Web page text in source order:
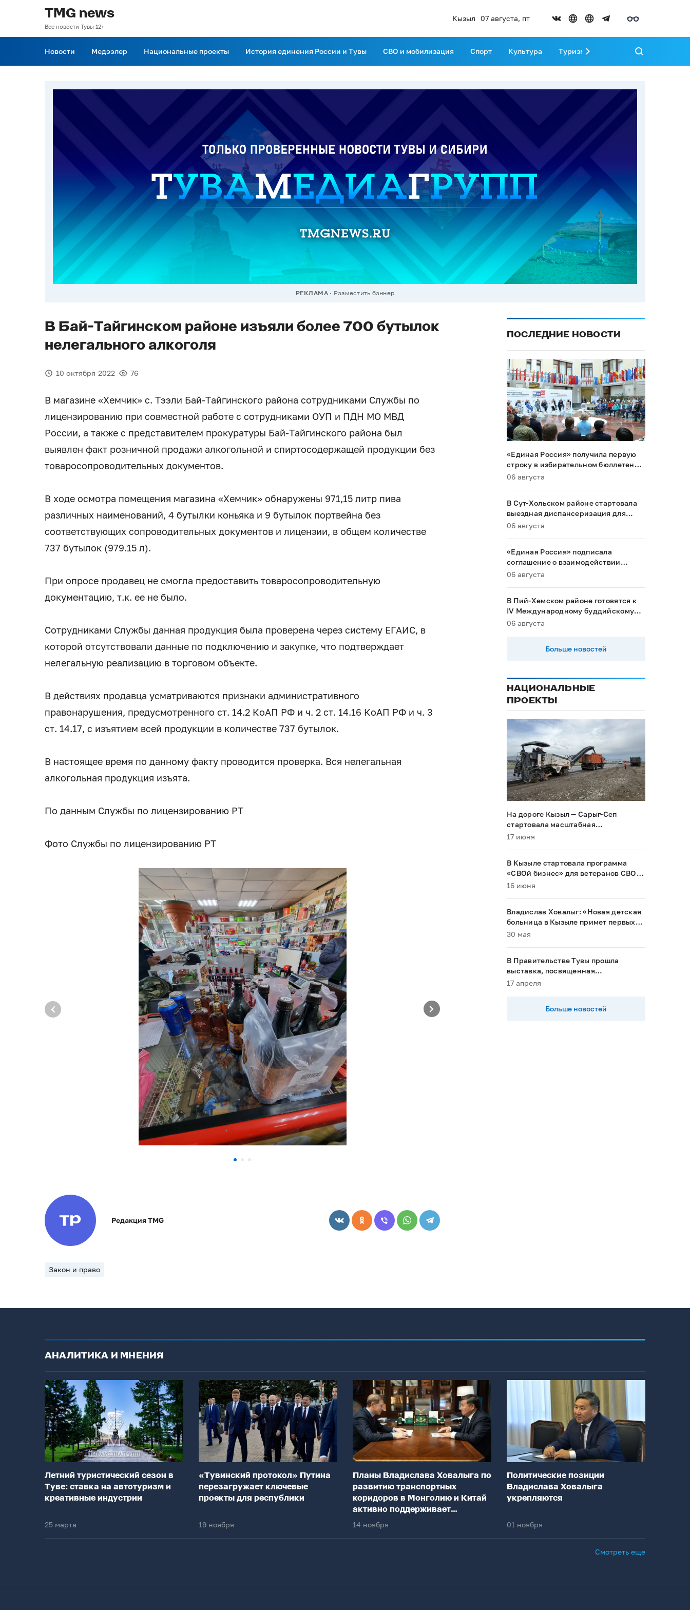
TMG news
Все новости Тувы 12+
Кызыл 07 августа, пт
Новости Медээлер Национальные проекты История единения России и Тувы СВО и мобилизация Спорт Культура Туризм Развитие Тувы
РЕКЛАМА Разместить баннер
В Бай-Тайгинском районе изъяли более 700 бутылок
нелегального алкоголя
10 октября 2022 76
В магазине «Хемчик» с. Тээли Бай-Тайгинского района сотрудниками Службы по
лицензированию при совместной работе с сотрудниками ОУП и ПДН МО МВД
России, а также с представителем прокуратуры Бай-Тайгинского района был
выявлен факт розничной продажи алкогольной и спиртосодержащей продукции без
товаросопроводительных документов.
В ходе осмотра помещения магазина «Хемчик» обнаружены 971,15 литр пива
различных наименований, 4 бутылки коньяка и 9 бутылок портвейна без
соответствующих сопроводительных документов и лицензии, в общем количестве
737 бутылок (979.15 л).
При опросе продавец не смогла предоставить товаросопроводительную
документацию, т.к. ее не было.
Сотрудниками Службы данная продукция была проверена через систему ЕГАИС, в
которой отсутствовали данные по подключению и закупке, что подтверждает
нелегальную реализацию в торговом объекте.
В действиях продавца усматриваются признаки административного
правонарушения, предусмотренного ст. 14.2 КоАП РФ и ч. 2 ст. 14.16 КоАП РФ и ч. 3
ст. 14.17, с изъятием всей продукции в количестве 737 бутылок.
В настоящее время по данному факту проводится проверка. Вся нелегальная
алкогольная продукция изъята.
По данным Службы по лицензированию РТ
Фото Службы по лицензированию РТ
Редакция TMG
Закон и право
ПОСЛЕДНИЕ НОВОСТИ
«Единая Россия» получила первую
строку в избирательном бюллетене
на выборах в Госдуму
06 августа
В Сут-Хольском районе стартовала
выездная диспансеризация для
маломобильных граждан
06 августа
«Единая Россия» подписала
соглашение о взаимодействии
между Общественной палатой РФ и
06 августа
В Пий-Хемском районе готовятся к
IV Международному буддийскому
форуму
06 августа
Больше новостей
НАЦИОНАЛЬНЫЕ
ПРОЕКТЫ
На дороге Кызыл — Сарыг-Сеп
стартовала масштабная
реконструкция
17 июня
В Кызыле стартовала программа
«СВОй бизнес» для ветеранов СВО и
их семей
16 июня
Владислав Ховалыг: «Новая детская
больница в Кызыле примет первых
пациентов в 2028 году»
30 мая
В Правительстве Тувы прошла
выставка, посвященная
национальным проектам
17 апреля
Больше новостей
АНАЛИТИКА И МНЕНИЯ
Летний туристический сезон в
Туве: ставка на автотуризм и
креативные индустрии
25 марта
«Тувинский протокол» Путина
перезагружает ключевые
проекты для республики
19 ноября
Планы Владислава Ховалыга по
развитию транспортных
коридоров в Монголию и Китай
активно поддерживает
федеральный центр
14 ноября
Политические позиции
Владислава Ховалыга
укрепляются
01 ноября
Смотреть еще